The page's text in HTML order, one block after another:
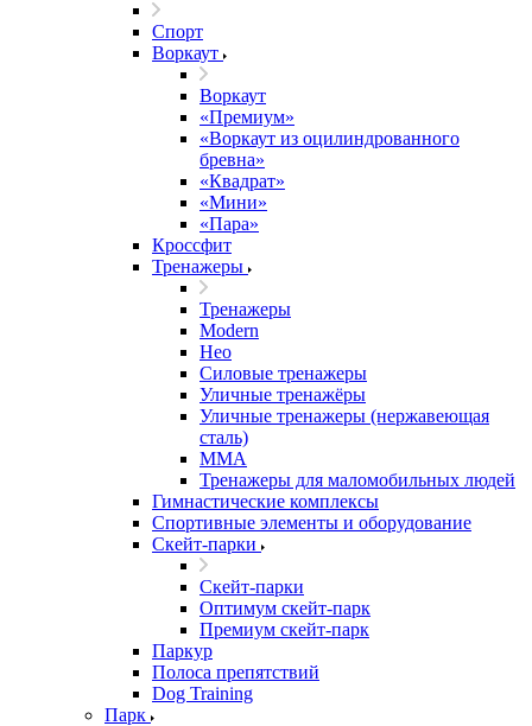
Спорт
Воркаут
Воркаут
«Премиум»
«Воркаут из оцилиндрованного
бревна»
«Квадрат»
«Мини»
«Пара»
Кроссфит
Тренажеры
Тренажеры
Modern
Нео
Силовые тренажеры
Уличные тренажёры
Уличные тренажеры (нержавеющая
сталь)
ММА
Тренажеры для маломобильных людей
Гимнастические комплексы
Спортивные элементы и оборудование
Скейт-парки
Скейт-парки
Оптимум скейт-парк
Премиум скейт-парк
Паркур
Полоса препятствий
Dog Training
Парк